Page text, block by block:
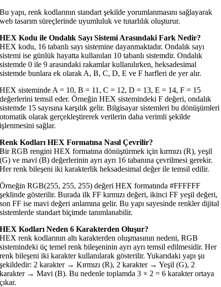
Bu yapı, renk kodlarının standart şekilde yorumlanmasını sağlayarak
web tasarım süreçlerinde uyumluluk ve tutarlılık oluşturur.
HEX Kodu ile Ondalık Sayı Sistemi Arasındaki Fark Nedir?
HEX kodu, 16 tabanlı sayı sistemine dayanmaktadır. Ondalık sayı
sistemi ise günlük hayatta kullanılan 10 tabanlı sistemdir. Ondalık
sistemde 0 ile 9 arasındaki rakamlar kullanılırken, heksadesimal
sistemde bunlara ek olarak A, B, C, D, E ve F harfleri de yer alır.
HEX sisteminde A = 10, B = 11, C = 12, D = 13, E = 14, F = 15
değerlerini temsil eder. Örneğin HEX sistemindeki F değeri, ondalık
sistemde 15 sayısına karşılık gelir. Bilgisayar sistemleri bu dönüşümleri
otomatik olarak gerçekleştirerek verilerin daha verimli şekilde
işlenmesini sağlar.
Renk Kodları HEX Formatına Nasıl Çevrilir?
Bir RGB rengini HEX formatına dönüştürmek için kırmızı (R), yeşil
(G) ve mavi (B) değerlerinin ayrı ayrı 16 tabanına çevrilmesi gerekir.
Her renk bileşeni iki karakterlik heksadesimal değer ile temsil edilir.
Örneğin RGB(255, 255, 255) değeri HEX formatında #FFFFFF
şeklinde gösterilir. Burada ilk FF kırmızı değeri, ikinci FF yeşil değeri,
son FF ise mavi değeri anlamına gelir. Bu yapı sayesinde renkler dijital
sistemlerde standart biçimde tanımlanabilir.
HEX Kodları Neden 6 Karakterden Oluşur?
HEX renk kodlarının altı karakterden oluşmasının nedeni, RGB
sistemindeki üç temel renk bileşeninin ayrı ayrı temsil edilmesidir. Her
renk bileşeni iki karakter kullanılarak gösterilir. Yukarıdaki yapı şu
şekildedir: 2 karakter → Kırmızı (R), 2 karakter → Yeşil (G), 2
karakter → Mavi (B). Bu nedenle toplamda 3 × 2 = 6 karakter ortaya
çıkar.